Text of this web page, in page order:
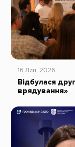
16 Лип, 2026
Відбулася
врядування»